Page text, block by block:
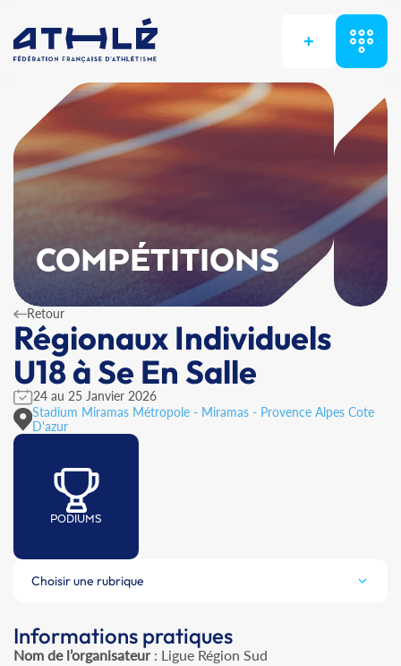
+
COMPÉTITIONS
Retour
Régionaux Individuels
U18 à Se En Salle
24 au 25 Janvier 2026
Stadium Miramas Métropole - Miramas - Provence Alpes Cote
D'azur
PODIUMS
Choisir une rubrique
Informations pratiques
Nom de l’organisateur: Ligue Région Sud